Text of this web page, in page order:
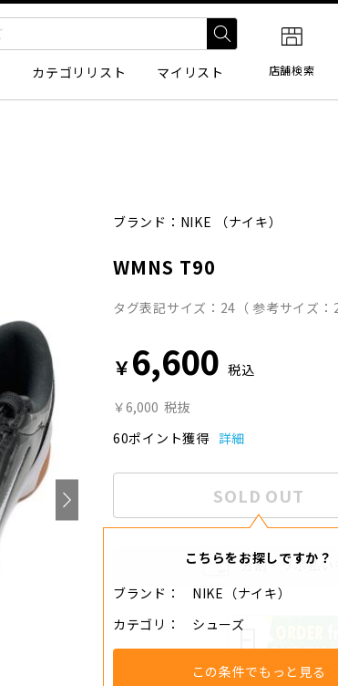
カテゴリリスト マイリスト 店舗検索
ブランド： NIKE （ナイキ）
WMNS T90
タグ表記サイズ：24（ 参考サイズ：
￥6,600 税込
￥6,000 税抜
60ポイント獲得 詳細
SOLD OUT
こちらをお探しですか？
ブランド
NIKE（ナイキ）
カテゴリ
シューズ
この条件でもっと見る
分割・リボ払